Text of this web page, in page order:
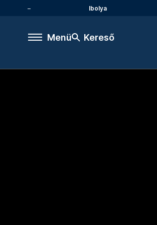
Ibolya
Menü Kereső